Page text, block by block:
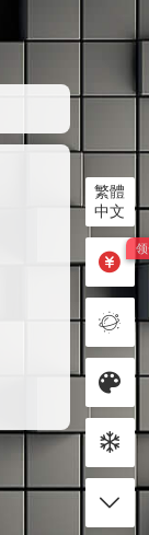
繁體
中文